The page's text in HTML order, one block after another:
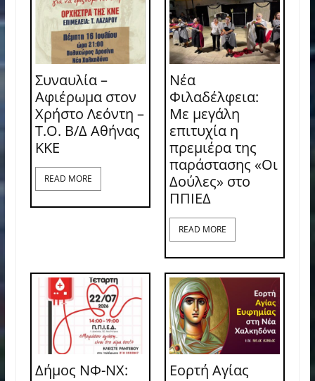
Συναυλία –
Αφιέρωμα στον
Χρήστο Λεόντη –
Τ.Ο. Β/Δ Αθήνας
ΚΚΕ
READ MORE
Νέα
Φιλαδέλφεια:
Με μεγάλη
επιτυχία η
πρεμιέρα της
παράστασης «Οι
Δούλες» στο
ΠΠΙΕΔ
READ MORE
Δήμος ΝΦ-ΝΧ:
Εορτή Αγίας